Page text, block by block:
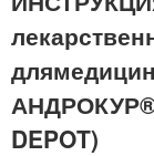
М
®
м
а
з
АНДРОКУР®
DEPOT)